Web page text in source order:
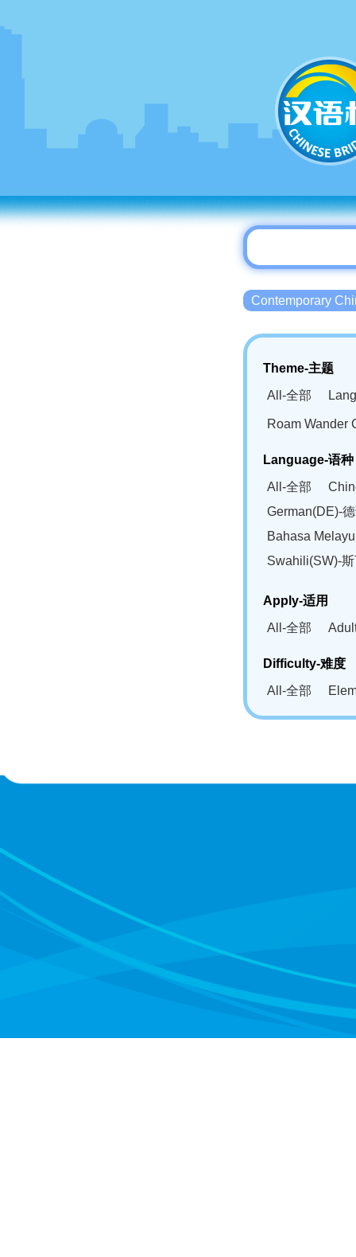
Contemporary
Theme-主题
All-全部
Roam Wander
Language-语种
All-全部
German(DE)-
Bahasa
Swahili(SW)-
Apply-适用
All-全部
Difficulty-难度
All-全部